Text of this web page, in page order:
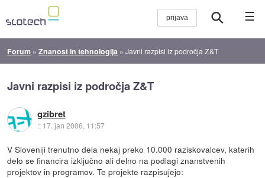
☰
Forum »Znanost in tehnologija »Javni razpisi iz področja Z&T
Javni razpisi iz področja Z&T
gzibret
:: 17. jan 2006, 11:57
V Sloveniji trenutno dela nekaj preko 10.000 raziskovalcev, katerih
delo se financira izključno ali delno na podlagi znanstvenih
projektov in programov. Te projekte razpisujejo: